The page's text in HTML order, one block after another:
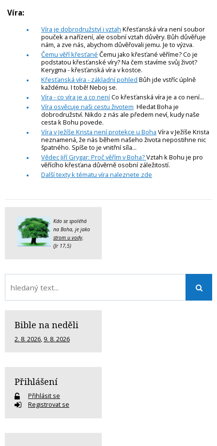
Víra:
Víra je dobrodružství i vztah Křesťanská víra není soubor
pouček a nařízení, ale osobní vztah důvěry. Bůh důvěřuje
nám, a zve nás, abychom důvěřovali jemu. Je to výzva.
Čemu věří křesťané Čemu jako křesťané věříme? Co je
podstatou křesťanské víry? Na čem stavíme svůj život?
Kerygma - křesťanská víra v kostce.
Křesťanská víra - základní pohled Bůh jde vstříc úplně
každému. I tobě! Neboj se.
Víra - co víra je a co neníCo křesťanská víra je a co není...
Víra osvěcuje naši cestu životem Hledat Boha je
dobrodružství. Nikdo z nás ale předem neví, kudy naše
cesta k Bohu povede.
Víra v Ježíše Krista není protekce u Boha Víra v Ježíše Krista
neznamená, že nás během našeho života nepostihne nic
špatného. Spíše to je vnitřní síla...
Vědec Jiří Grygar: Proč věřím v Boha?Vztah k Bohu je pro
věřícího křesťana důvěrně osobní záležitostí.
Další texty k tématu víra naleznete zde
Kdo se spoléhá
na Boha, je jako
strom u vody.
(Jr 17,5)
Bible na neděli
2. 8. 2026, 9. 8. 2026
Přihlášení
Přihlásit se
Registrovat se